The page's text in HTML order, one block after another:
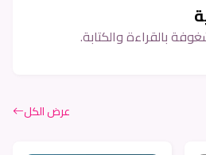
بالقراءة والكتابة.
عرض الكل